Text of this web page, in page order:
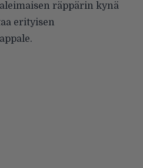
räppärin kynä
erityisen